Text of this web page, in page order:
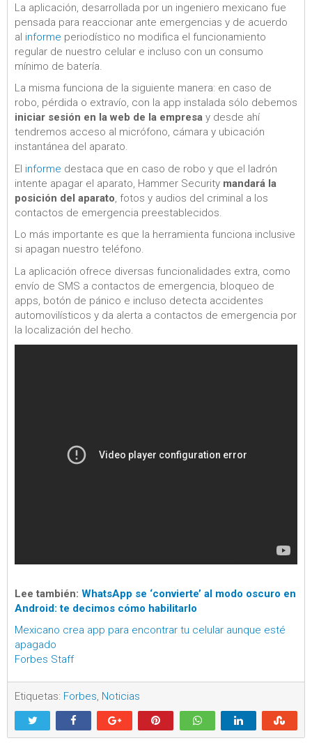
La aplicación, desarrollada por un ingeniero mexicano fue
pensada para reaccionar ante emergencias y de acuerdo
al informe periodístico no modifica el funcionamiento
regular de nuestro celular e incluso con un consumo
mínimo de batería.
La misma funciona de la siguiente manera: en caso de
robo, pérdida o extravío, con la app instalada sólo debemos
iniciar sesión en la web de la empresa y desde ahí
tendremos acceso al micrófono, cámara y ubicación
instantánea del aparato.
El informe destaca que en caso de robo y que el ladrón
intente apagar el aparato, Hammer Security mandará la
posición del aparato , fotos y audios del criminal a los
contactos de emergencia preestablecidos.
Lo más importante es que la herramienta funciona inclusive
si apagan nuestro teléfono.
La aplicación ofrece diversas funcionalidades extra, como
envío de SMS a contactos de emergencia, bloqueo de
apps, botón de pánico e incluso detecta accidentes
automovilísticos y da alerta a contactos de emergencia por
la localización del hecho.
Lee también: WhatsApp se ‘convierte’ al modo oscuro en
Android: te decimos cómo habilitarlo
Mexicano crea app para encontrar tu celular aunque esté
apagado
Forbes Staff
Etiquetas: Forbes Noticias